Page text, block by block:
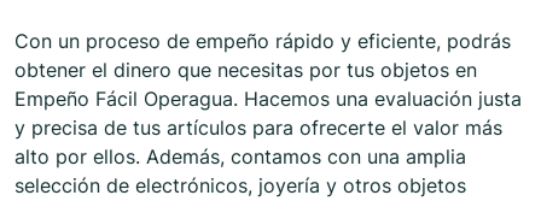
Con un proceso de empeño rápido y eficiente, podrás
obtener el dinero que necesitas por tus objetos en
Empeño Fácil Operagua. Hacemos una evaluación justa
y precisa de tus artículos para ofrecerte el valor más
alto por ellos. Además, contamos con una amplia
selección de electrónicos, joyería y otros objetos